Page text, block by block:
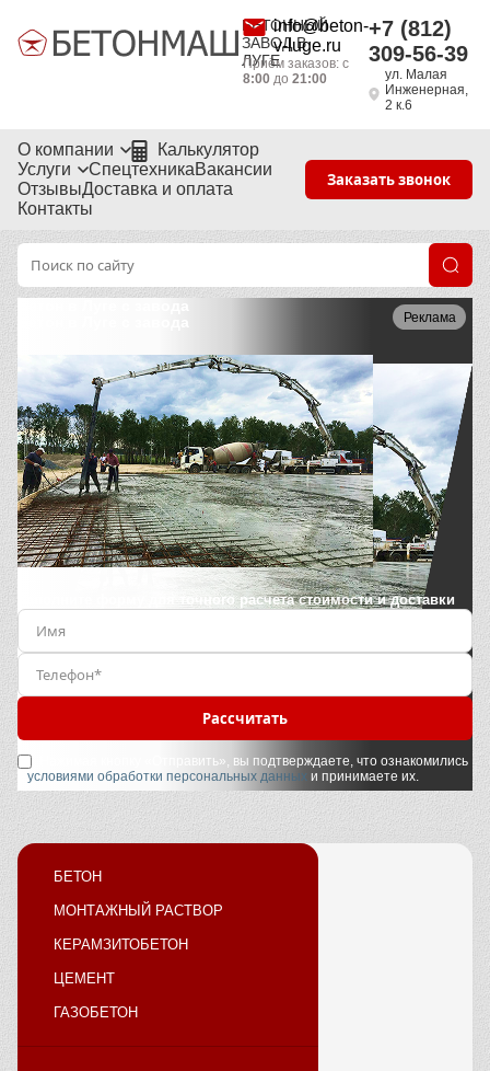
БЕТОННЫЙ
ЗАВОД В
ЛУГЕ
info@beton-
v-luge.ru
Приём заказов: с
8:00до 21:00
+7 (812)
309-56-39
ул. Малая
Инженерная,
2 к.6
О компании
Калькулятор
Услуги
СпецтехникаВакансии
ОтзывыДоставка и оплата
Контакты
Заказать звонок
Реклама
Заполните форму для точного расчета стоимости и доставки
Рассчитать
Нажимая кнопку «Отправить», вы подтверждаете, что ознакомились
условиями обработки персональных данных и принимаете их.
БЕТОН
МОНТАЖНЫЙ РАСТВОР
КЕРАМЗИТОБЕТОН
ЦЕМЕНТ
ГАЗОБЕТОН